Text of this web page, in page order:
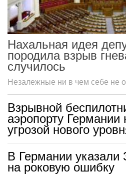
Нахальная идея
породила взрыв
случилось
Незалежные ни в чем себе не
Взрывной
аэропорту Германии
угрозой нового
В Германии указали
на роковую ошибку